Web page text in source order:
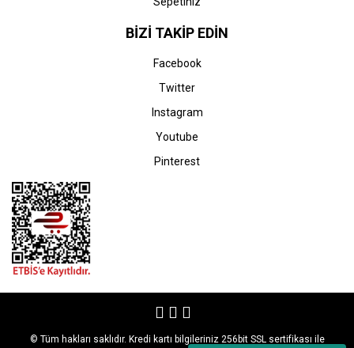
BİZİ TAKİP EDİN
Facebook
Twitter
Instagram
Youtube
Pinterest
© Tüm hakları saklıdır. Kredi kartı bilgileriniz 256bit SSL sertifikası ile